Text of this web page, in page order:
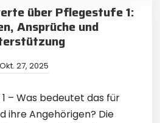
über Pflegestufe 1:
Ansprüche und
Okt. 27, 2025
– Was bedeutet das für
ihre Angehörigen? Die